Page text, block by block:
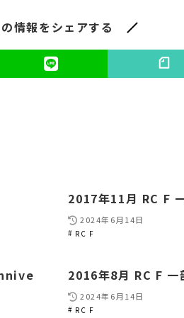
情報をシェアする
2017年11月 RC F
2024年6月14日
RC F
2016年8月 RC F 一
2024年6月14日
RC F